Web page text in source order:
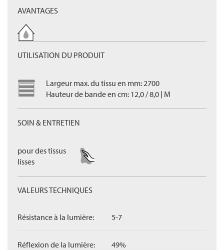
AVANTAGES
UTILISATION DU PRODUIT
Largeur max. du tissu en mm: 2700
Hauteur de bande en cm: 12,0 / 8,0 | M
SOIN & ENTRETIEN
pour des tissus
lisses
VALEURS TECHNIQUES
Résistance à la lumière: 5-7
Réflexion de la lumière: 49%